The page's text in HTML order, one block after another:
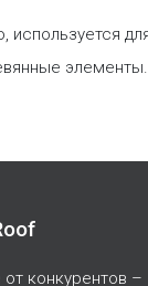
используется
конкурентов –